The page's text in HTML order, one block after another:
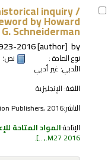
inquiry /
by Howard
G. Schneiderman
by
2016[author]
نوع المادة : نص
الأدبي: غير أدبي
اللغة: الإنجليزية
الناشر:Publishers, 2016
الإتاحة:المواد المتاحة
.M27 2016, ..
.